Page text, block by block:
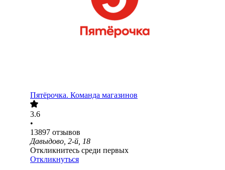
Пятёрочка. Команда магазинов
3.6
•
13897 отзывов
Давыдово, 2-й, 18
Откликнитесь среди первых
Откликнуться